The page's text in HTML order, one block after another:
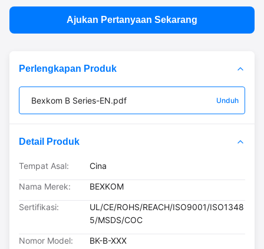
Ajukan Pertanyaan Sekarang
Perlengkapan Produk
Bexkom B Series-EN.pdf Unduh
Detail Produk
Tempat Asal: Cina
Nama Merek: BEXKOM
Sertifikasi:
UL/CE/ROHS/REACH/ISO9001/ISO1348
5/MSDS/COC
Nomor Model: BK-B-XXX